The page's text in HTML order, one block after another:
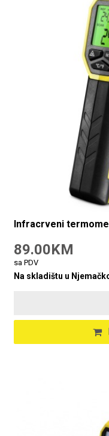
Infracrveni
89.00KM
sa PDV
Na skladištu u